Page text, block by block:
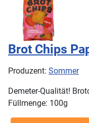
Brot Chips
Produzent: Sommer
Demeter-Qualität!
Füllmenge: 100g